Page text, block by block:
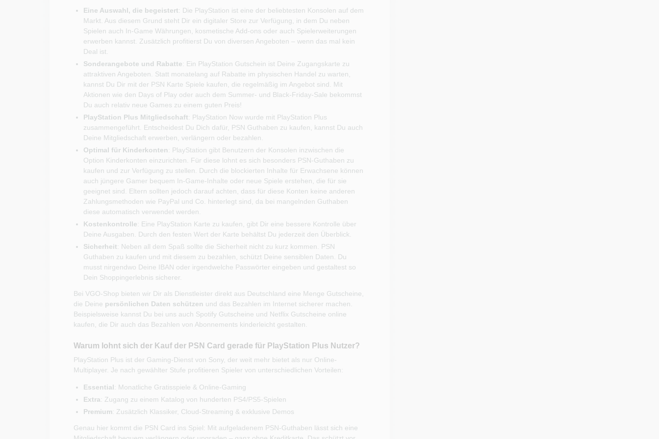
Eine Auswahl, die begeistert: Die PlayStation ist eine der beliebtesten Konsolen auf dem
Markt. Aus diesem Grund steht Dir ein digitaler Store zur Verfügung, in dem Du neben
Spielen auch In-Game Währungen, kosmetische Add-ons oder auch Spielerweiterungen
erwerben kannst. Zusätzlich profitierst Du von diversen Angeboten – wenn das mal kein
Deal ist.
Sonderangebote und Rabatte: Ein PlayStation Gutschein ist Deine Zugangskarte zu
attraktiven Angeboten. Statt monatelang auf Rabatte im physischen Handel zu warten,
kannst Du Dir mit der PSN Karte Spiele kaufen, die regelmäßig im Angebot sind. Mit
Aktionen wie den Days of Play oder auch dem Summer- und Black-Friday-Sale bekommst
Du auch relativ neue Games zu einem guten Preis!
PlayStation Plus Mitgliedschaft: PlayStation Now wurde mit PlayStation Plus
zusammengeführt. Entscheidest Du Dich dafür, PSN Guthaben zu kaufen, kannst Du auch
Deine Mitgliedschaft erwerben, verlängern oder bezahlen.
Optimal für Kinderkonten: PlayStation gibt Benutzern der Konsolen inzwischen die
Option Kinderkonten einzurichten. Für diese lohnt es sich besonders PSN-Guthaben zu
kaufen und zur Verfügung zu stellen. Durch die blockierten Inhalte für Erwachsene können
auch jüngere Gamer bequem In-Game-Inhalte oder neue Spiele erstehen, die für sie
geeignet sind. Eltern sollten jedoch darauf achten, dass für diese Konten keine anderen
Zahlungsmethoden wie PayPal und Co. hinterlegt sind, da bei mangelnden Guthaben
diese automatisch verwendet werden.
Kostenkontrolle: Eine PlayStation Karte zu kaufen, gibt Dir eine bessere Kontrolle über
Deine Ausgaben. Durch den festen Wert der Karte behältst Du jederzeit den Überblick.
Sicherheit: Neben all dem Spaß sollte die Sicherheit nicht zu kurz kommen. PSN
Guthaben zu kaufen und mit diesem zu bezahlen, schützt Deine sensiblen Daten. Du
musst nirgendwo Deine IBAN oder irgendwelche Passwörter eingeben und gestaltest so
Dein Shoppingerlebnis sicherer.
Bei VGO-Shop bieten wir Dir als Dienstleister direkt aus Deutschland eine Menge Gutscheine,
die Deine persönlichen Daten schützen und das Bezahlen im Internet sicherer machen.
Beispielsweise kannst Du bei uns auch Spotify Gutscheine und Netflix Gutscheine online
kaufen, die Dir auch das Bezahlen von Abonnements kinderleicht gestalten.
Warum lohnt sich der Kauf der PSN Card gerade für PlayStation Plus Nutzer?
PlayStation Plus ist der Gaming-Dienst von Sony, der weit mehr bietet als nur Online-
Multiplayer. Je nach gewählter Stufe profitieren Spieler von unterschiedlichen Vorteilen:
Essential: Monatliche Gratisspiele & Online-Gaming
Extra: Zugang zu einem Katalog von hunderten PS4/PS5-Spielen
Premium: Zusätzlich Klassiker, Cloud-Streaming & exklusive Demos
Genau hier kommt die PSN Card ins Spiel: Mit aufgeladenem PSN-Guthaben lässt sich eine